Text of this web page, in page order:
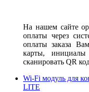
На нашем сайте
оплаты через
оплаты заказа
карты,
сканировать QR
Wi-Fi модуль для
LITE